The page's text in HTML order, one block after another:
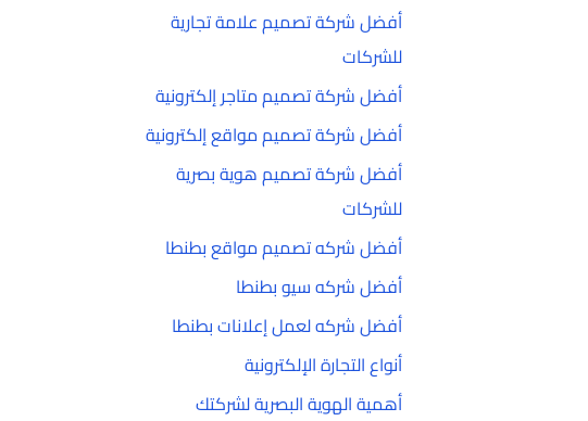
أفضل شركة تصميم علامة تجارية
للشركات
أفضل شركة تصميم متاجر إلكترونية
أفضل شركة تصميم مواقع إلكترونية
أفضل شركة تصميم هوية بصرية
للشركات
أفضل شركه تصميم مواقع بطنطا
أفضل شركه سيو بطنطا
أفضل شركه لعمل إعلانات بطنطا
أنواع التجارة الإلكترونية
أهمية الهوية البصرية لشركتك